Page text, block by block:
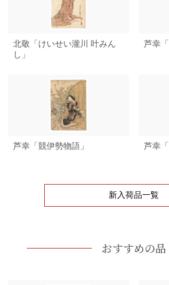
北敬「けいせい瀧川 叶みん
し」
芦幸
芦幸「競伊勢物語」 芦幸
新入荷品一覧
おすすめの品